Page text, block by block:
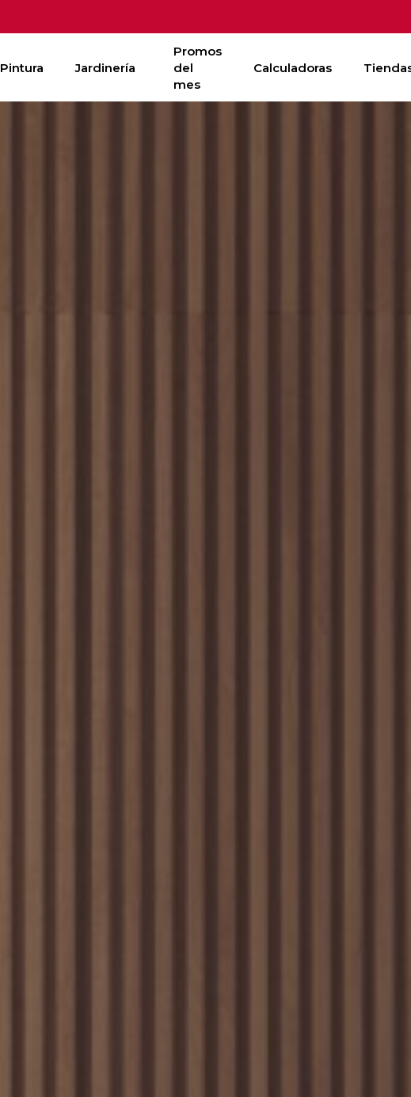
Pintura Jardinería
Promos
del
mes
Calculadoras